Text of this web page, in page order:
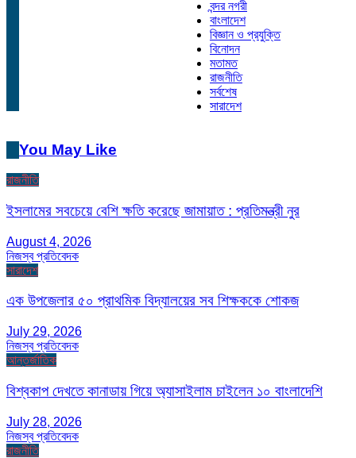
বন্দর নগরী
বাংলাদেশ
বিজ্ঞান ও প্রযুক্তি
বিনোদন
মতামত
রাজনীতি
সর্বশেষ
সারাদেশ
You May Like
রাজনীতি
ইসলামের সবচেয়ে বেশি ক্ষতি করেছে জামায়াত : প্রতিমন্ত্রী নুর
August 4, 2026
নিজস্ব প্রতিবেদক
সারাদেশ
এক উপজেলার ৫০ প্রাথমিক বিদ্যালয়ের সব শিক্ষককে শোকজ
July 29, 2026
নিজস্ব প্রতিবেদক
আন্তর্জাতিক
বিশ্বকাপ দেখতে কানাডায় গিয়ে অ্যাসাইলাম চাইলেন ১০ বাংলাদেশি
July 28, 2026
নিজস্ব প্রতিবেদক
রাজনীতি